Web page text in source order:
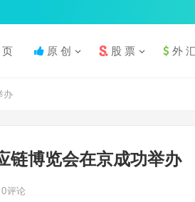
页 原 创 股 票 外 汇
办
链博览会在京成功举办
0评论